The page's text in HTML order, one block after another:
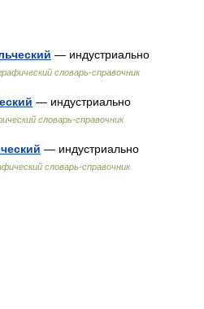
— индустриально
словарь-справочник
— индустриально
словарь-справочник
— индустриально
словарь-справочник